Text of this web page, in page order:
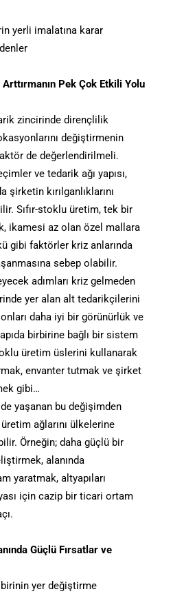
yerli imalatına karar
Pek Çok Etkili Yolu
zincirinde dirençlilik
değiştirmenin
de değerlendirilmeli.
ve tedarik ağı yapısı,
şirketin kırılganlıklarını
Sıfır-stoklu üretim, tek bir
ikamesi az olan özel mallara
gibi faktörler kriz anlarında
sebep olabilir.
adımları kriz gelmeden
yer alan alt tedarikçilerini
daha iyi bir görünürlük ve
birbirine bağlı bir sistem
üretim üslerini kullanarak
envanter tutmak ve şirket
gibi…
yaşanan bu değişimden
ağlarını ülkelerine
Örneğin; daha güçlü bir
alanında
yaratmak, altyapıları
için cazip bir ticari ortam
Güçlü Fırsatlar ve
yer değiştirme